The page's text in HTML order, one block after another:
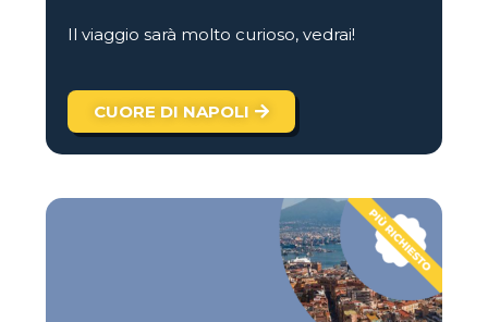
Il viaggio sarà molto curioso, vedrai!
CUORE DI NAPOLI